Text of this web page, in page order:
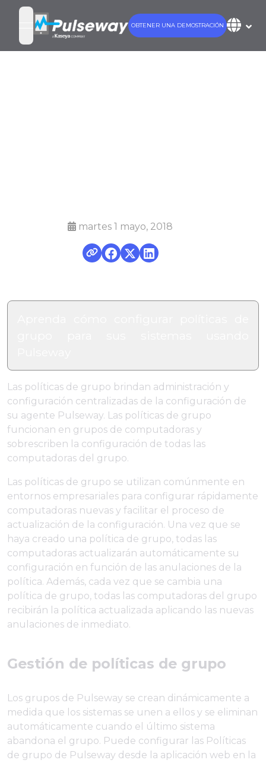
open navigation menu
OBTENER UNA DEMOSTRACIÓN
martes 1 mayo, 2018
Las políticas de grupo brindan administración y
configuración centralizadas de la configuración de
su agente Pulseway. Las políticas de grupo
funcionan en grupos de computadoras y
sobrescriben la configuración de todas las
computadoras del grupo.
Las políticas de grupo se utilizan comúnmente en
entornos empresariales para configurar rápidamente
computadoras nuevas y facilitar el proceso de
actualización de la configuración. Una vez que se
haya creado una política de grupo, todas las
computadoras actualizarán automáticamente su
configuración en función de las anulaciones de la
política. Además, cada vez que se cambia una
política de grupo, todas las computadoras del grupo
recibirán la política actualizada aplicando las nuevas
anulaciones de inmediato.
Gestión de políticas de grupo
Los grupos de Pulseway se crean dinámicamente a
medida que los sistemas se unen a ellos y se eliminan
automáticamente cuando el último sistema
abandona el grupo. Puede configurar las Políticas
de grupo de Pulseway desde la aplicación web en la